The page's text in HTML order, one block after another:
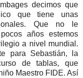
decimos que
que tiene unas
Que no le
años estemos
a nivel mundial.
para Sebastián, la
de tablas, que
Maestro FIDE. Así